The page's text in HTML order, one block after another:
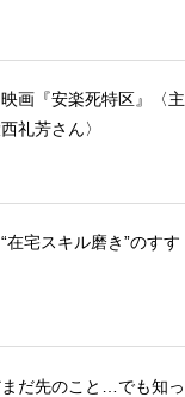
画『安楽死特区』〈主
礼芳さん〉
宅スキル磨き”のすす
まだ先のこと…でも知っ